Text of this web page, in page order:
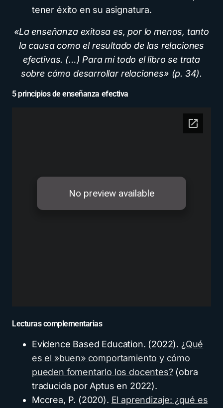
tener éxito en su asignatura.
«La enseñanza exitosa es, por lo menos, tanto
la causa como el resultado de las relaciones
efectivas. (…) Para mí todo el libro se trata
sobre cómo desarrollar relaciones» (p. 34).
5 principios de enseñanza efectiva
Lecturas complementarias
Evidence Based Education. (2022). ¿Qué
es el »buen» comportamiento y cómo
pueden fomentarlo los docentes?(obra
traducida por Aptus en 2022).
Mccrea, P. (2020). El aprendizaje: ¿qué es